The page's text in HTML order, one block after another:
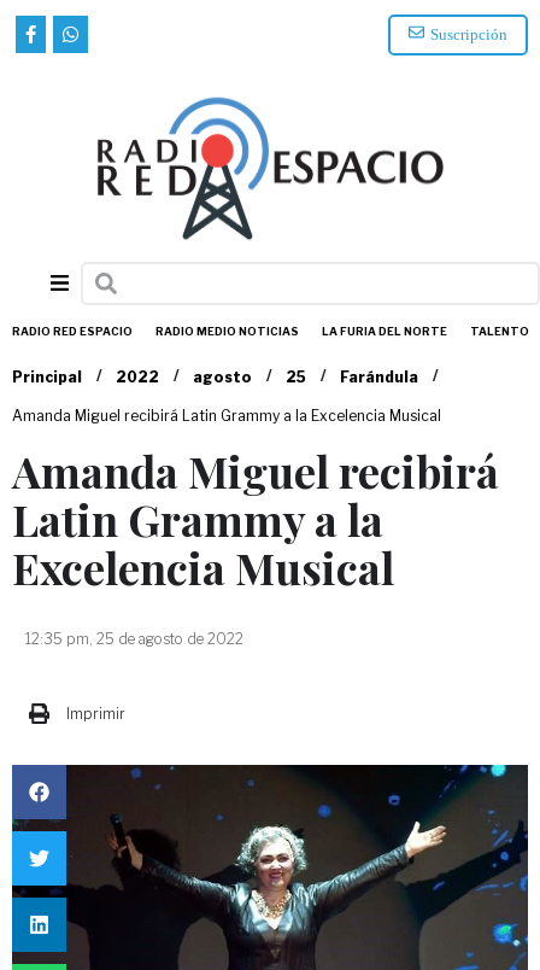
Suscripción
RADIO RED ESPACIO RADIO MEDIO NOTICIAS LA FURIA DEL NORTE TALENTO
Principal / 2022 / agosto / 25 / Farándula /
Amanda Miguel recibirá Latin Grammy a la Excelencia Musical
Amanda Miguel recibirá
Latin Grammy a la
Excelencia Musical
12:35 pm, 25 de agosto de 2022
Imprimir